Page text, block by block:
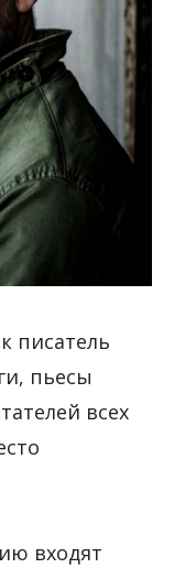
писатель
пьесы
всех
входят